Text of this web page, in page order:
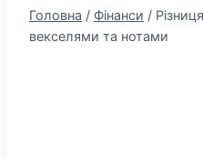
Головна / Фінанси /
векселями та нотами